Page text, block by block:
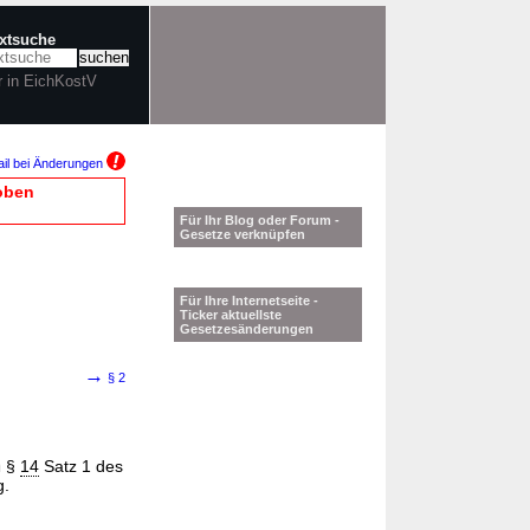
in EichKostV
bei Änderungen
→ § 2
§ 14 Satz 1 des
Für Ihr Blog oder Forum -
Gesetze verknüpfen
Für Ihre Internetseite -
Ticker aktuellste
Gesetzesänderungen